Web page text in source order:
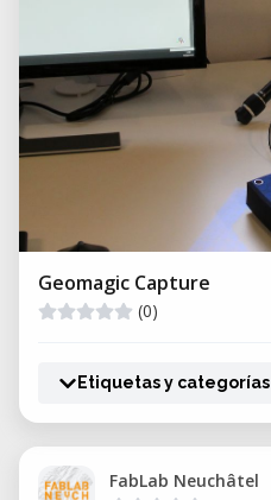
Geomagic Capture
(0)
Etiquetas y categorías
FabLab Neuchâtel